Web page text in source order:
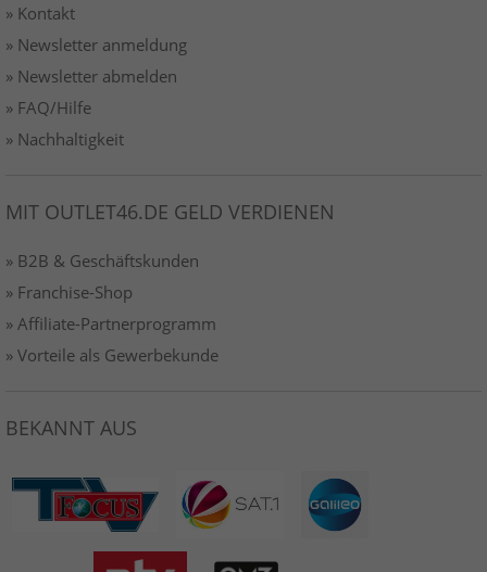
» Kontakt
» Newsletter anmeldung
» Newsletter abmelden
» FAQ/Hilfe
» Nachhaltigkeit
MIT OUTLET46.DE GELD VERDIENEN
» B2B & Geschäftskunden
» Franchise-Shop
» Affiliate-Partnerprogramm
» Vorteile als Gewerbekunde
BEKANNT AUS